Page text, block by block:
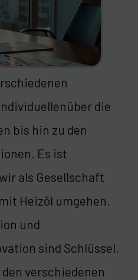
die
bis hin zu den
Es ist
als Gesellschaft
Heizöl umgehen.
und
sind Schlüssel.
verschiedenen